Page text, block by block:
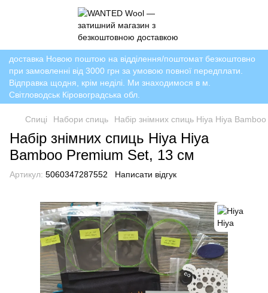
доставка Новою поштою на відділення/поштомат безкоштовно
при замовленні від 3000 грн за умовою повної передплати.
Відправка щодня, крім неділі. Ми знаходимося в м.
Світловодськ Кіровоградська обл.
Спиці Набори спиць Набір знімних спиць Hiya Hiya
Набір знімних спиць Hiya Hiya
Bamboo Premium Set, 13 см
Артикул: 5060347287552 Написати відгук